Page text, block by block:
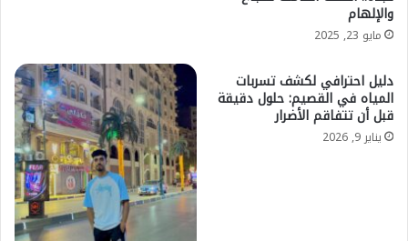
والإلهام
مايو 23, 2025
دليل احترافي لكشف تسربات
المياه في القصيم: حلول دقيقة
قبل أن تتفاقم الأضرار
يناير 9, 2026